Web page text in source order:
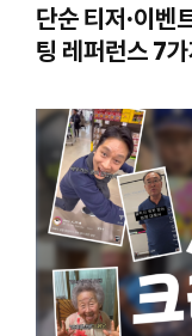
단순 티저·이벤
팅 레퍼런스 7